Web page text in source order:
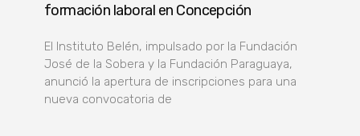
formación laboral en Concepción
El Instituto Belén, impulsado por la Fundación
José de la Sobera y la Fundación Paraguaya,
anunció la apertura de inscripciones para una
nueva convocatoria de